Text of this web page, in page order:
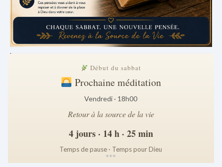
.
Début du sabbat
Prochaine méditation
Vendredi · 18h00
Retour à la source de la vie
4 jours · 14 h · 25 min
Temps de pause · Temps pour Dieu
***